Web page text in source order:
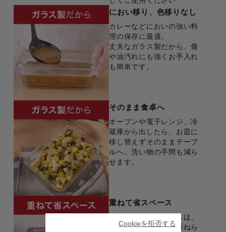
におい移り、 色移りなし
カレーなどにおいの強い料
理の保存に最適。
丈夫なガラス製だから、傷
や油汚れにも強くお手入れ
も簡単です。
そのまま食卓へ
オーブンや電子レンジ、冷
蔵庫から出したら、お皿に
移し替えずそのままテーブ
ルへ。洗い物の手間も減ら
せます。
重ねて省スペース
マスターシールグラスは、
同じサイズの容器を重ねら
Cookieを拒否する